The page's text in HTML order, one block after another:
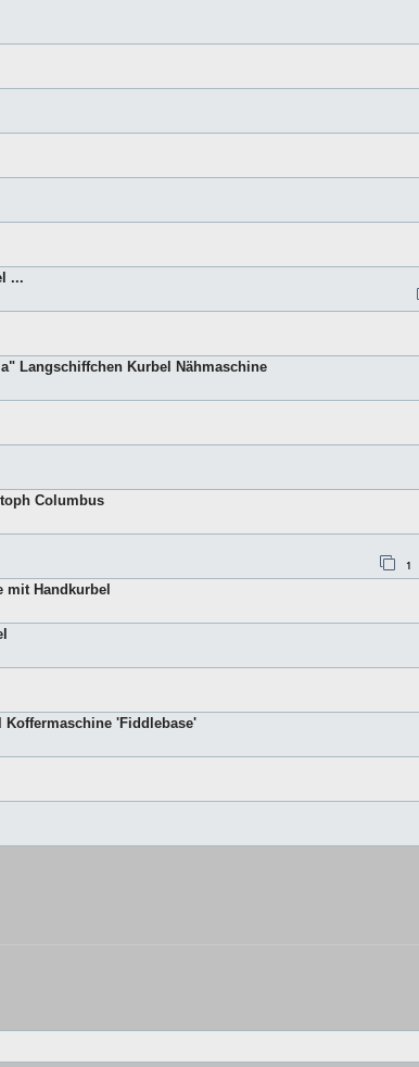
...
Langschiffchen Kurbel Nähmaschine
Columbus
1
mit Handkurbel
'Fiddlebase'